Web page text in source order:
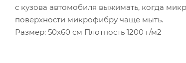
с кузова автомобиля выжимать, когда
поверхности микрофибру чаще мыть.
Размер: 50х60 см Плотность 1200 г/м2